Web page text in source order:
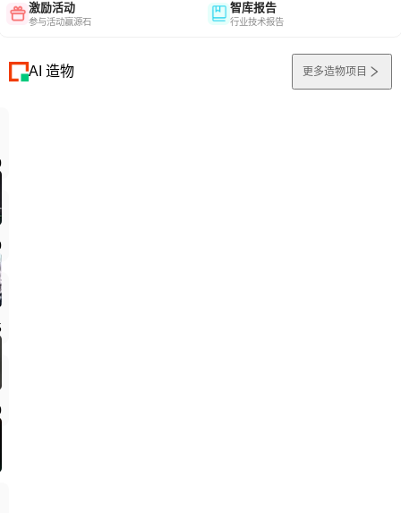
激励活动
参与活动赢源石
智库报告
行业技术报告
AI 造物 更多造物项目